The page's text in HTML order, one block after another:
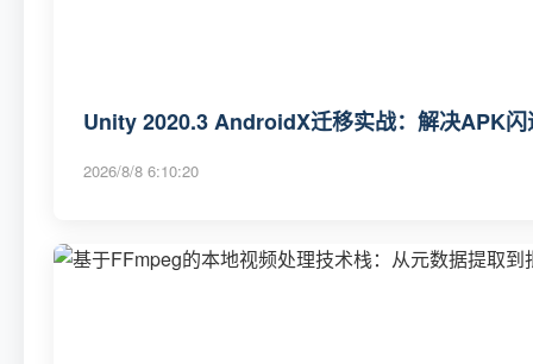
Unity 2020.3 AndroidX迁移实战：解决APK闪
2026/8/8 6:10:20